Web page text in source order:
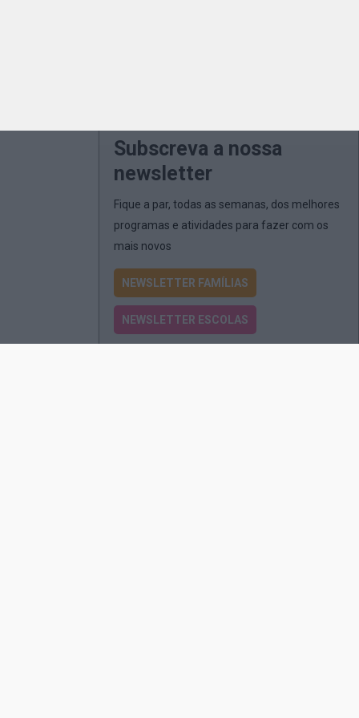
Subscreva a nossa
newsletter
Fique a par, todas as semanas, dos melhores
programas e atividades para fazer com os
mais novos
NEWSLETTER FAMÍLIAS
NEWSLETTER ESCOLAS